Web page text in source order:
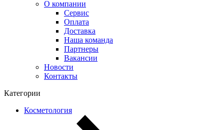
О компании
Сервис
Оплата
Доставка
Наша команда
Партнеры
Вакансии
Новости
Контакты
Категории
Косметология